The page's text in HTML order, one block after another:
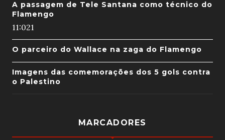
A passagem de Tele Santana como técnico do
Flamengo
11:021
O parceiro do Wallace na zaga do Flamengo
Imagens das comemorações dos 5 gols contra
o Palestino
MARCADORES